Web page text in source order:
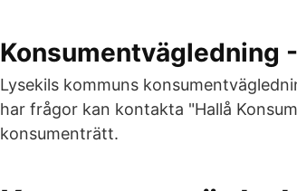
Konsumentvägledning
Lysekils kommuns
har frågor kan kontakta "Hallå
konsumenträtt.